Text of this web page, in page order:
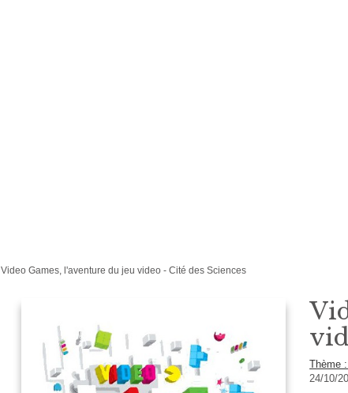
Video Games, l'aventure du jeu video - Cité des Sciences
Thème
24/10/